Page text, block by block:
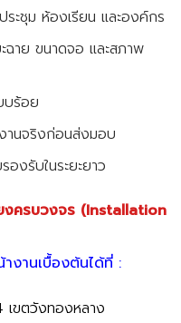
ระชุม ห้องเรียน และองค์กร
ฉาย ขนาดจอ และสภาพ
บร้อย
านจริงก่อนส่งมอบ
องรับในระยะยาว
งครบวงจร (Installation
างานเบื้องต้นได้ที่ :
ขตวังทองหลาง